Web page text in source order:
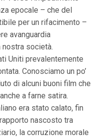
epocale – che del
per un rifacimento –
avanguardia
nostra società.
Uniti prevalentemente
Conosciamo un po’
di alcuni buoni film che
a farne satira.
era stato calato, fin
nascosto tra
la corruzione morale